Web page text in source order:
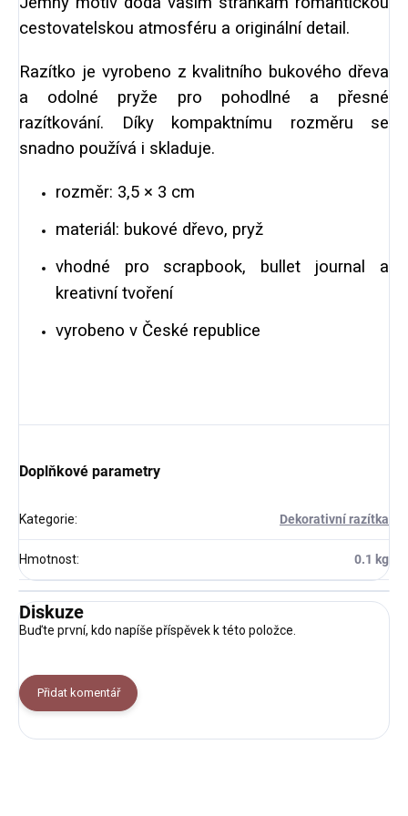
cestovatelskou atmosféru a originální detail.
Razítko je vyrobeno z kvalitního bukového dřeva
a odolné pryže pro pohodlné a přesné
razítkování. Díky kompaktnímu rozměru se
snadno používá i skladuje.
rozměr: 3,5 × 3 cm
materiál: bukové dřevo, pryž
vhodné pro scrapbook, bullet journal a
kreativní tvoření
vyrobeno v České republice
Doplňkové parametry
Kategorie: Dekorativní razítka
Hmotnost: 0.1 kg
Diskuze
Buďte první, kdo napíše příspěvek k této položce.
Přidat komentář